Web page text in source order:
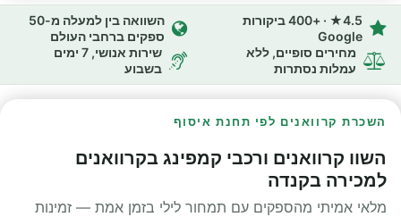
4.5★ · +400 ביקורות
Google
השוואה בין למעלה מ-50
ספקים ברחבי העולם
מחירים סופיים, ללא
עמלות נסתרות
שירות אנושי, 7 ימים
בשבוע
השכרת קרוואנים לפי תחנת איסוף
השוו קרוואנים ורכבי קמפינג בקרוואנים
למכירה בקנדה
מלאי אמיתי מהספקים עם תמחור לילי בזמן אמת — זמינות